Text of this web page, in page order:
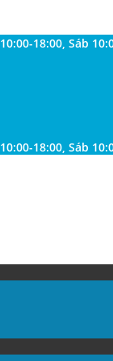
18:00, Sáb
18:00, Sáb